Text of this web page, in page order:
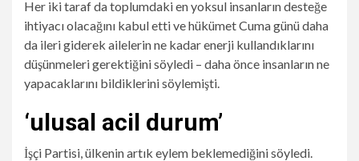
Her iki taraf da toplumdaki en yoksul insanların desteğe
ihtiyacı olacağını kabul etti ve hükümet Cuma günü daha
da ileri giderek ailelerin ne kadar enerji kullandıklarını
düşünmeleri gerektiğini söyledi – daha önce insanların ne
yapacaklarını bildiklerini söylemişti.
‘ulusal acil durum’
İşçi Partisi, ülkenin artık eylem beklemediğini söyledi.